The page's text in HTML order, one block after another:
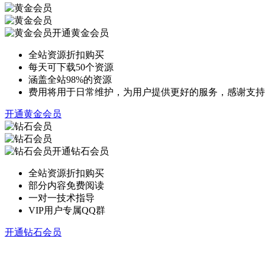
开通黄金会员
全站资源折扣购买
每天可下载50个资源
涵盖全站98%的资源
费用将用于日常维护，为用户提供更好的服务，感谢支持
开通黄金会员
开通钻石会员
全站资源折扣购买
部分内容免费阅读
一对一技术指导
VIP用户专属QQ群
开通钻石会员